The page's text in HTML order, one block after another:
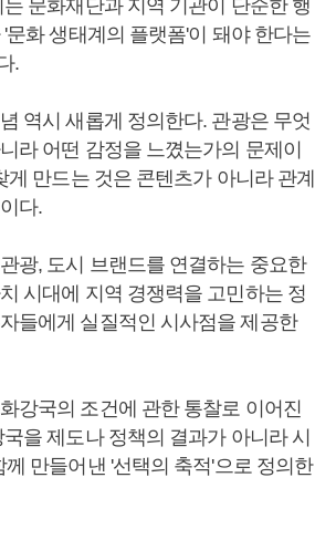
문화재단과 지역 기관이 단순한 행
문화 생태계의 플랫폼'이 돼야 한다는
.
역시 새롭게 정의한다. 관광은 무엇
라 어떤 감정을 느꼈는가의 문제이
게 만드는 것은 콘텐츠가 아니라 관계
다.
광, 도시 브랜드를 연결하는 중요한
시대에 지역 경쟁력을 고민하는 정
들에게 실질적인 시사점을 제공한
강국의 조건에 관한 통찰로 이어진
을 제도나 정책의 결과가 아니라 시
께 만들어낸 '선택의 축적'으로 정의한